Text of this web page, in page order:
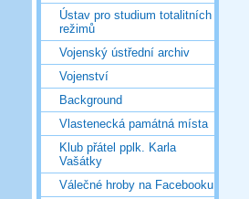
Ústav pro studium totalitních
režimů
Vojenský ústřední archiv
Vojenství
Background
Vlastenecká památná místa
Klub přátel pplk. Karla
Vašátky
Válečné hroby na Facebooku